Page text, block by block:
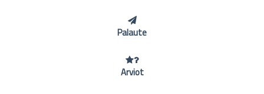
Palaute
Arviot